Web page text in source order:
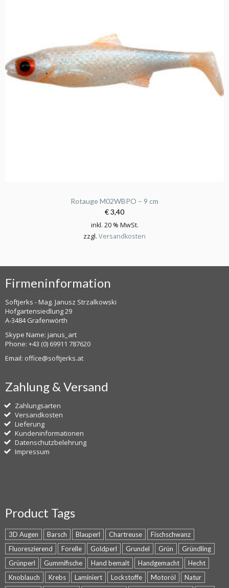
Rotauge M02WBPO – 9 cm
€ 3,40
inkl. 20 % MwSt.
zzgl. Versandkosten
Firmeninformation
Softjerks - Mag. Janusz Strzalkowski
Hofgartensiedlung 29
A-3484 Grafenwörth
Skype Name: janus_art
Phone: +43 (0) 69911 787620
Email: office@softjerks.at
Zahlung & Versand
Zahlungsarten
Versandkosten
Lieferung
Kundeninformationen
Datenschutzbelehrung
Impressum
Product Tags
3D Augen Barsch Blauperl Chartreuse
Fischschwanz
Fluoreszierend
Forelle Goldperl Grundel Grün
Gründling
Grünperl
Gummifische Hand bemalt Handgemacht
Hecht
Knoblauch
Krebs Laminiert Lockstoffe Motoröl
Natur